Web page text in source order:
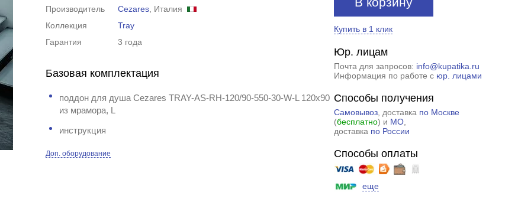
Производитель
Cezares , Италия
Коллекция
Tray
Гарантия
3 года
Базовая комплектация
поддон для душа Cezares TRAY-AS-RH-120/90-550-30-W-L 120x90
из мрамора, L
инструкция
Доп. оборудование
Купить в 1 клик
Юр. лицам
Почта для запросов: info@kupatika.ru
Информация по работе с юр. лицами
Способы получения
Самовывоз, доставка по Москве
(бесплатно) и МО,
доставка по России
Способы оплаты
еще